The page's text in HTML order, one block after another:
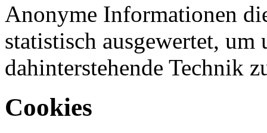
Anonyme Informationen
statistisch ausgewertet,
dahinterstehende Technik
Cookies